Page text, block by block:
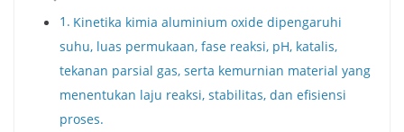
Kinetika kimia aluminium oxide dipengaruhi
suhu, luas permukaan, fase reaksi, pH, katalis,
tekanan parsial gas, serta kemurnian material yang
menentukan laju reaksi, stabilitas, dan efisiensi
proses.